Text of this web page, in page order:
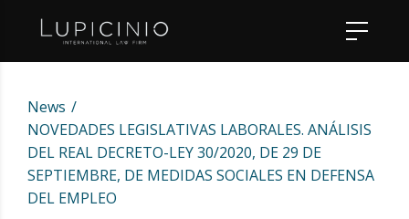
News
NOVEDADES LEGISLATIVAS LABORALES. ANÁLISIS
DEL REAL DECRETO-LEY 30/2020, DE 29 DE
SEPTIEMBRE, DE MEDIDAS SOCIALES EN DEFENSA
DEL EMPLEO